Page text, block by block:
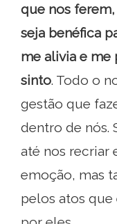
que nos
seja benéfica
me alivia e me
sinto. Todo o
gestão que
dentro de nós.
até nos recriar
emoção, mas
​​pelos atos